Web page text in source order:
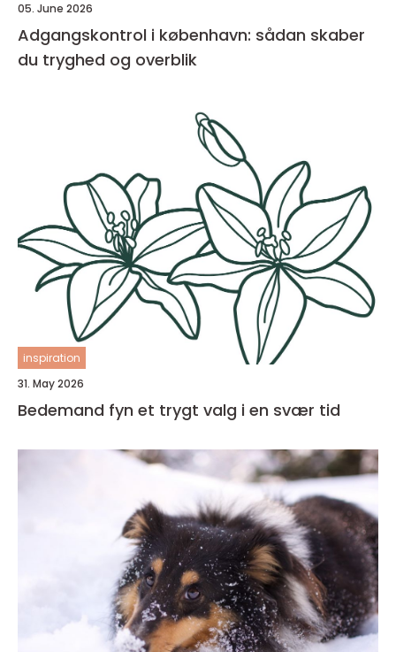
05. June 2026
Adgangskontrol i københavn: sådan skaber
du tryghed og overblik
inspiration
31. May 2026
Bedemand fyn et trygt valg i en svær tid